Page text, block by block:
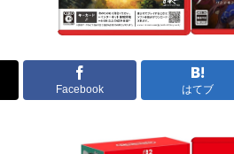
Facebook はてブ